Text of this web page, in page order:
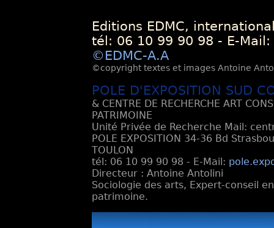
Editions EDMC,
tél: 06 10 99 90 98 - E-Mail:
©EDMC-A.A
©copyright textes et images Antoine
POLE D'EXPOSITION SUD
& CENTRE DE RECHERCHE ART
PATRIMOINE
Unité Privée de Recherche Mail:
POLE EXPOSITION 34-36 Bd
TOULON
tél: 06 10 99 90 98 - E-Mail:
Directeur : Antoine Antolini
Sociologie des arts, Expert-conseil
patrimoine.